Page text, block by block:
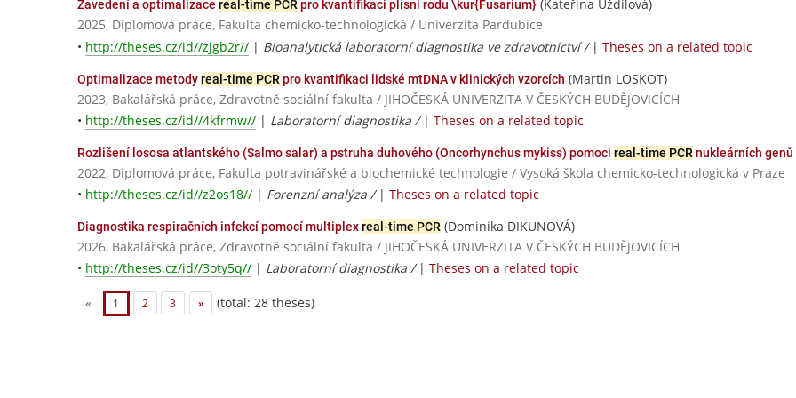
Zavedení a optimalizace real-time PCRpro kvantifikaci plísní rodu \kur{Fusarium} (Kateřina Uždilová)
2025, Diplomová práce, Fakulta chemicko-technologická / Univerzita Pardubice
• http://theses.cz/id//zjgb2r// | Bioanalytická laboratorní diagnostika ve zdravotnictví / | Theses on a related topic
Optimalizace metodyreal-time PCR pro kvantifikaci lidské mtDNA v klinických vzorcích (Martin LOSKOT)
2023, Bakalářská práce, Zdravotně sociální fakulta / JIHOČESKÁ UNIVERZITA V ČESKÝCH BUDĚJOVICÍCH
• http://theses.cz/id//4kfrmw// | Laboratorní diagnostika / | Theses on a related topic
Rozlišení lososa atlantského (Salmo salar) a pstruha duhového (Oncorhynchus mykiss) pomoci real-time PCR nukleárních genů
2022, Diplomová práce, Fakulta potravinářské a biochemické technologie / Vysoká škola chemicko-technologická v Praze
• http://theses.cz/id//z2os18// | Forenzní analýza / | Theses on a related topic
Diagnostika respiračních infekcí pomocí multiplexreal-time PCR (Dominika DIKUNOVÁ)
2026, Bakalářská práce, Zdravotně sociální fakulta / JIHOČESKÁ UNIVERZITA V ČESKÝCH BUDĚJOVICÍCH
• http://theses.cz/id//3oty5q// | Laboratorní diagnostika / | Theses on a related topic
« 1 2 3 » (total: 28 theses)